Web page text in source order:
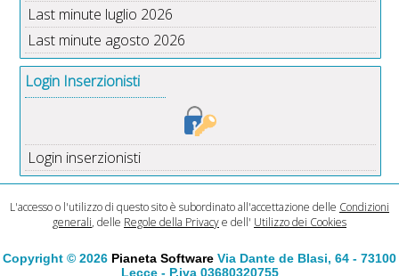
Last minute luglio 2026
Last minute agosto 2026
Login Inserzionisti
Login inserzionisti
L'accesso o l'utilizzo di questo sito è subordinato all'accettazione delle Condizioni
generali, delle Regole della Privacye dell' Utilizzo dei Cookies
Copyright © 2026 Pianeta Software Via Dante de Blasi, 64 - 73100
Lecce - P.iva 03680320755